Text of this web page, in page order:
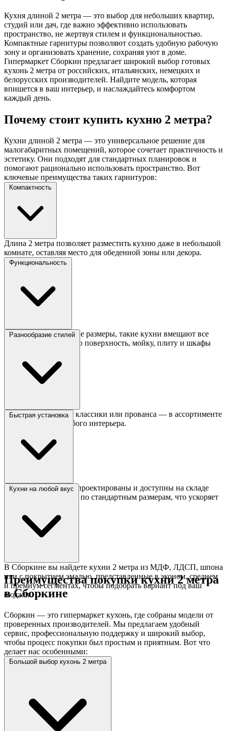
Кухня длиной 2 метра — это выбор для небольших квартир,
студий или дач, где важно эффективно использовать
пространство, не жертвуя стилем и функциональностью.
Компактные гарнитуры позволяют создать удобную рабочую
зону и организовать хранение, сохраняя уют в доме.
Гипермаркет Сборкин предлагает широкий выбор готовых
кухонь 2 метра от российских, итальянских, немецких и
белорусских производителей. Найдите модель, которая
впишется в ваш интерьер, и наслаждайтесь комфортом
каждый день.
Почему стоит купить кухню 2 метра?
Кухни длиной 2 метра — это универсальное решение для
малогабаритных помещений, которое сочетает практичность и
эстетику. Они подходят для стандартных планировок и
помогают рационально использовать пространство. Вот
ключевые преимущества таких гарнитуров:
Компактность
Длина 2 метра позволяет разместить кухню даже в небольшой
комнате, оставляя место для обеденной зоны или декора.
Функциональность
Несмотря на скромные размеры, такие кухни вмещают все
необходимое: рабочую поверхность, мойку, плиту и шкафы
Разнообразие стилей
От минимализма до классики или прованса — в ассортименте
есть модели для любого интерьера.
Быстрая установка
Готовые кухни уже спроектированы и доступны на складе
или изготавливаются по стандартным размерам, что ускоряет
Кухни на любой вкус
В Сборкине вы найдете кухни 2 метра из МДФ, ЛДСП, шпона
или с покрытием эмалью, представленные в эконом, среднем
и премиум сегментах, чтобы подобрать вариант под ваш
бюджет.
Преимущества покупки кухни 2 метра
в Сборкине
Сборкин — это гипермаркет кухонь, где собраны модели от
проверенных производителей. Мы предлагаем удобный
сервис, профессиональную поддержку и широкий выбор,
чтобы процесс покупки был простым и приятным. Вот что
делает нас особенными:
Большой выбор кухонь 2 метра